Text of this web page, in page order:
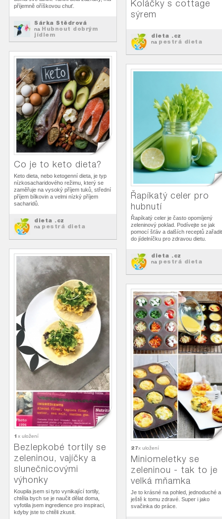
příjemně oříškovou chuť.
Šárka Štědrová
na Hubnout dobrým
jídlem
Koláčky s cottage
sýrem
dieta .cz
na pestrá dieta
Co je to keto dieta?
Keto dieta, nebo ketogenní dieta, je typ
nízkosacharidového režimu, který se
zaměřuje na vysoký příjem tuků, střední
příjem bílkovin a velmi nízký příjem
sacharidů.
dieta .cz
na pestrá dieta
Řapíkatý celer pro
hubnutí
Řapíkatý celer je často opomíjený
zeleninový poklad. Podívejte se jak
pomocí šťáv a dalších receptů zařadit
do jídelníčku pro zdravou dietu.
dieta .cz
na pestrá dieta
1 x uložení
Bezlepkobé tortily se
zeleninou, vajíčky a
slunečnicovými
výhonky
Koupila jsem si tyto vynikající tortily,
chtěla bych se je naučit dělat doma,
vyfotila jsem ingredience pro inspiraci,
kdyby jste to chtěli zkusit.
27x uložení
Miniomeletky se
zeleninou - tak to je
velká mňamka
Je to krásné na pohled, jednoduché a
ještě k tomu zdravé. Super i jako
svačinka do práce.